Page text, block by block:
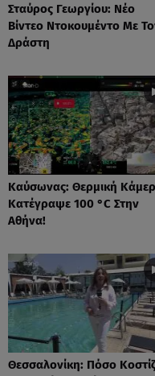
Σταύρος Γεωργίου: Νέο
Βίντεο Ντοκουμέντο Με
Δράστη
Καύσωνας: Θερμική
Κατέγραψε 100 °C Στην
Αθήνα!
Θεσσαλονίκη: Πόσο